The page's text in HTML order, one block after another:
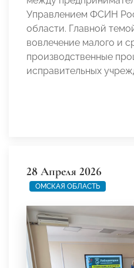
Управлением ФСИН
области. Главной
вовлечение малого и
производственные
исправительных
28 Апреля 2026
ОМСКАЯ ОБЛАСТЬ